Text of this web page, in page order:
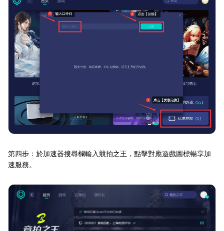
第四步：於加速器搜尋欄輸入競拍之王，點擊對應遊戲圖標暢享加
速服務。